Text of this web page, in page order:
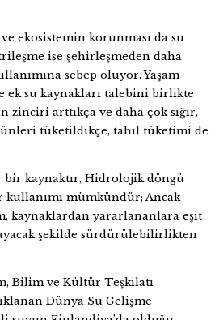
ekosistemin korunması da su
ise şehirleşmeden daha
sebep oluyor. Yaşam
ek su kaynakları talebini birlikte
zinciri arttıkça ve daha çok sığır,
tüketildikçe, tahıl tüketimi de
kaynaktır, Hidrolojik döngü
mümkündür; Ancak
kaynaklardan yararlananlara eşit
şekilde sürdürülebilirlikten
Bilim ve Kültür Teşkilatı
Dünya Su Gelişme